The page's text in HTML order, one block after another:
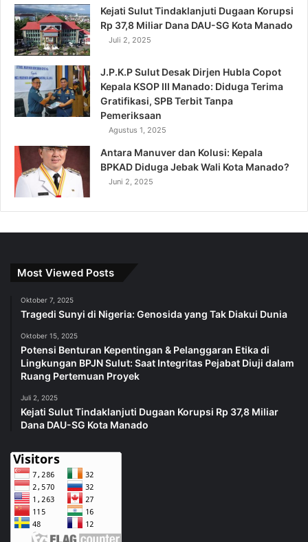
Kejati Sulut Tindaklanjuti Dugaan Korupsi
Rp 37,8 Miliar Dana DAU-SG Kota Manado
Juli 2, 2025
J.P.K.P Sulut Desak Dirjen Hubla Copot
Kepala KSOP III Manado: Diduga Terima
Gratifikasi, SPB Terbit Tanpa
Pemeriksaan
Agustus 1, 2025
Antara Manuver dan Kolusi: Kepala
BPKAD Diduga Jebak Wali Kota Manado?
Juni 2, 2025
Most Viewed Posts
Oktober 7, 2025
Tragedi Sunyi di Nigeria: Genosida yang Tak Diakui Dunia
Oktober 15, 2025
Potensi Benturan Kepentingan & Pelanggaran Etika di
Lingkungan BPJN Sulut: Saat Integritas Pejabat Diuji dalam
Ruang Pertemuan Proyek
Juli 2, 2025
Kejati Sulut Tindaklanjuti Dugaan Korupsi Rp 37,8 Miliar
Dana DAU-SG Kota Manado